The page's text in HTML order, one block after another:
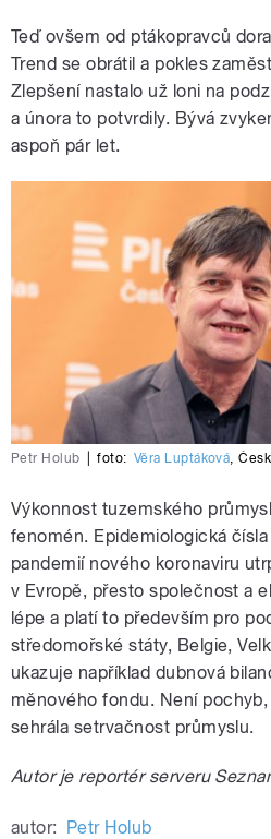
Teď ovšem od ptákopravců
Trend se obrátil a pokles
Zlepšení nastalo už loni na
a února to potvrdily. Bývá
aspoň pár let.
Petr Holub foto: Věra Luptáková,
Výkonnost tuzemského
fenomén. Epidemiologická
pandemií nového koronaviru
v Evropě, přesto společnost a
lépe a platí to především pro
středomořské státy, Belgie,
ukazuje například dubnová
měnového fondu. Není
sehrála setrvačnost průmyslu.
Autor je reportér serveru
autor: Petr Holub